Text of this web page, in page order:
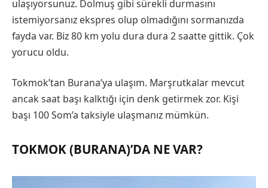
ulaşıyorsunuz. Dolmuş gibi sürekli durmasını
istemiyorsanız ekspres olup olmadığını sormanızda
fayda var. Biz 80 km yolu dura dura 2 saatte gittik. Çok
yorucu oldu.
Tokmok’tan Burana’ya ulaşım. Marşrutkalar mevcut
ancak saat başı kalktığı için denk getirmek zor. Kişi
başı 100 Som’a taksiyle ulaşmanız mümkün.
TOKMOK (BURANA)’DA NE VAR?